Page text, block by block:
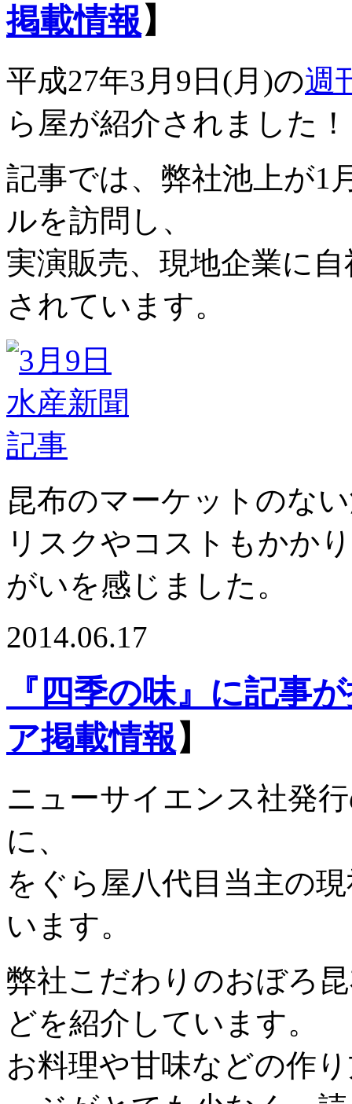
掲載情報 】
平成27年3月9日(月)の週
ら屋が紹介されました！
記事では、弊社池上が1
ルを訪問し、
実演販売、現地企業に
されています。
昆布のマーケットのな
リスクやコストもかか
がいを感じました。
2014.06.17
『四季の味』に記事
ア掲載情報 】
ニューサイエンス社発
に、
をぐら屋八代目当主の
います。
弊社こだわりのおぼろ
どを紹介しています。
お料理や甘味などの作